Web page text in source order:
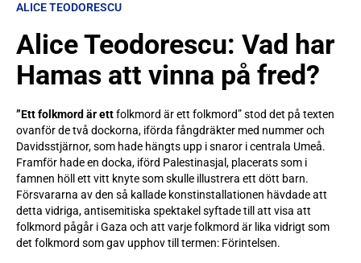
ALICE TEODORESCU
Alice Teodorescu: Vad har
Hamas att vinna på fred?
”Ett folkmord är ettfolkmord är ett folkmord” stod det på texten
ovanför de två dockorna, iförda fångdräkter med nummer och
Davidsstjärnor, som hade hängts upp i snaror i centrala Umeå.
Framför hade en docka, iförd Palestinasjal, placerats som i
famnen höll ett vitt knyte som skulle illustrera ett dött barn.
Försvararna av den så kallade konstinstallationen hävdade att
detta vidriga, antisemitiska spektakel syftade till att visa att
folkmord pågår i Gaza och att varje folkmord är lika vidrigt som
det folkmord som gav upphov till termen: Förintelsen.